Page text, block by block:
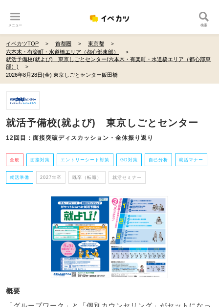
メニュー 検索
イベカツTOP 首都圏
東京都
六本木・有楽町・水道橋エリア（都心部東部）
就活予備校(就よび) 東京しごとセンター(六本木・有楽町・水道橋エリア（都心部東
部）)
2026年8月28日(金) 東京しごとセンター飯田橋
就活予備校(就よび) 東京しごとセンター
12回目：面接突破ディスカッション・全体振り返り
全般 面接対策 エントリーシート対策 GD対策 自己分析 就活マナー
就活準備 2027年卒 既卒（転職） 就活セミナー
概要